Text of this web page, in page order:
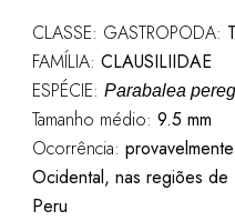
CLASSE: GASTROPODA:
FAMÍLIA: CLAUSILIIDAE
ESPÉCIE: Parabalea
Tamanho médio: 9.5 mm
Ocorrência:
Ocidental, nas regiões de
Peru